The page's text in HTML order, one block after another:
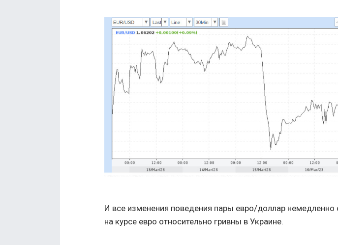
И все изменения поведения пары евро/доллар немедленно
на курсе евро относительно гривны в Украине.